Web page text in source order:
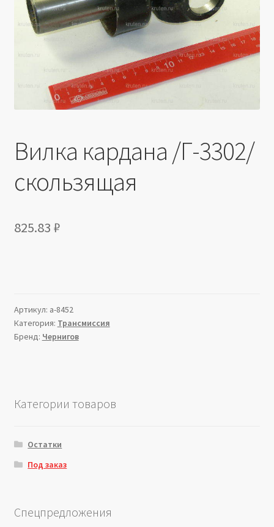
Производители
Юридические данные
Вилка кардана /Г-3302/
скользящая
825.83 ₽
Артикул: a-8452
Категория: Трансмиссия
Бренд: Чернигов
Категории товаров
Остатки
Под заказ
Спецпредложения